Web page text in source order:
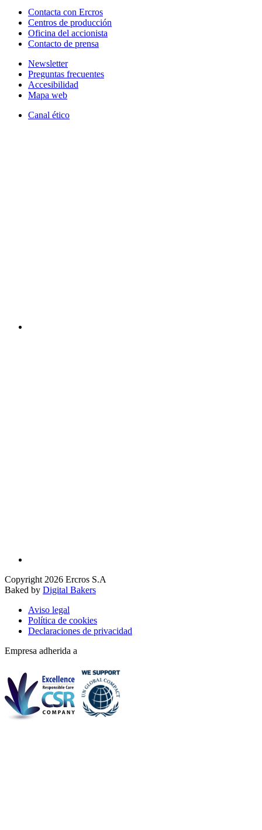
Contacta con Ercros
Centros de producción
Oficina del accionista
Contacto de prensa
Newsletter
Preguntas frecuentes
Accesibilidad
Mapa web
Canal ético
Copyright 2026 Ercros S.A
Baked by Digital Bakers
Aviso legal
Política de cookies
Declaraciones de privacidad
Empresa adherida a